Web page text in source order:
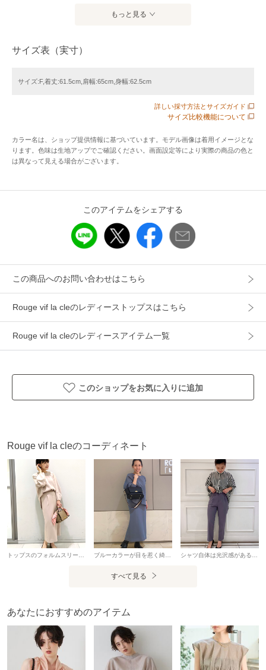
象で、裾から見えるレースがさりげないアクセント。パンツ
セットで着るだけで統一感があり、単品使いもしやすい構成
セットアップでは、足元にパンプスやサンダルを合わせてき
れいめに、スニーカーでカジュアルダウンしてもバランスよ
く決まります。トップスはデニムやスラックスに、パンツは
すいアイテムです。
【パンツサイズ】
内股下：68.2
ウエスト：71
ヒップ：104.5
わたり幅：34.5
検索キーワード
セットアップ / 2点セット / カルゼ / ヴィンテージライク / ラ
夏服
人カジュアル #きれいめカジュアル #夏服 #通勤 #デイリーコ
ーデ #レイヤード
【注意事項】
※商品画像は、光の当たり具合やパソコンなどの閲覧環境に
より、
実際の色味と異なって見える場合がございます。あらかじめ
※画像の商品はサンプルです。
※サイズ表記はあくまで目安となります。
※入荷状況により、お届け予定が前後する場合があります。
※お客様への発送が店頭販売より遅れる場合もあります。
※追加生産商品は、一部の店舗、通販で販売中の場合がござ
もっと見る
サイズ表（実寸）
サイズ:F,着丈:61.5cm,肩幅:65cm,身幅:62.5cm
詳しい採寸方法とサイズガイド
サイズ比較機能について
カラー名は、ショップ提供情報に基づいています。モデル画像は着用イメージとな
ります。色味は生地アップでご確認ください。画面設定等により実際の商品の色と
は異なって見える場合がございます。
このアイテムをシェアする
この商品へのお問い合わせはこちら
Rouge vif la cleのレディーストップスはこちら
Rouge vif la cleのレディースアイテム一覧
このショップをお気に入りに追加
Rouge vif la cleのコーディネート
すべて見る
あなたにおすすめのアイテム